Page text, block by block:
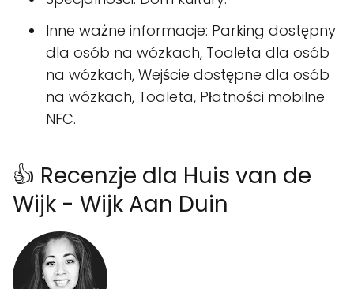
Inne ważne informacje: Parking dostępny
dla osób na wózkach, Toaleta dla osób
na wózkach, Wejście dostępne dla osób
na wózkach, Toaleta, Płatności mobilne
NFC.
👍 Recenzje dla Huis van de
Wijk - Wijk Aan Duin